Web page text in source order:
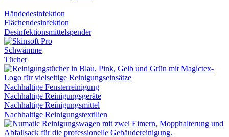
Händedesinfektion
Flächendesinfektion
Desinfektionsmittelspender
Schwämme
Tücher
Nachhaltige Fensterreinigung
Nachhaltige Reinigungsgeräte
Nachhaltige Reinigungsmittel
Nachhaltige Reinigungstextilien